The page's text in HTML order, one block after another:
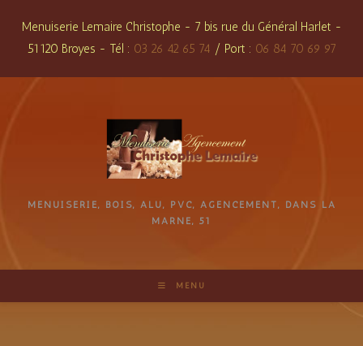
content
Menuiserie Lemaire Christophe - 7 bis rue du Général Harlet -
51120 Broyes - Tél : 03 26 42 65 74 / Port : 06 84 70 69 97
MENUISERIE, BOIS, ALU, PVC, AGENCEMENT, DANS LA
MARNE, 51
MENU